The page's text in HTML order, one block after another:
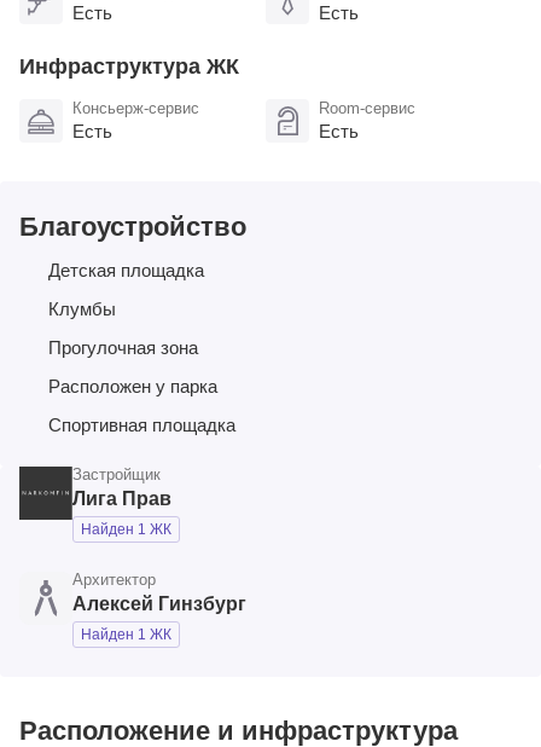
Есть Есть
Инфраструктура ЖК
Консьерж-сервис
Есть
Room-сервис
Есть
Благоустройство
Детская площадка
Клумбы
Прогулочная зона
Расположен у парка
Спортивная площадка
Застройщик
Лига Прав
Найден 1 ЖК
Архитектор
Алексей Гинзбург
Найден 1 ЖК
Расположение и инфраструктура